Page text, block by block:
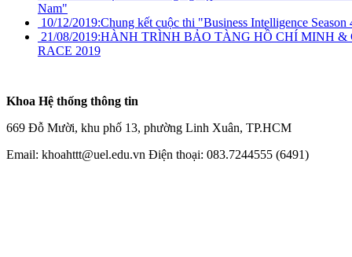
Nam"
10/12/2019:Chung kết cuộc thi "Business Intelligence
21/08/2019:HÀNH TRÌNH BẢO TÀNG HỒ CHÍ MINH
RACE 2019
Khoa Hệ thống thông tin
669 Đỗ Mười, khu phố 13, phường Linh Xuân, TP.HCM
Email: khoahttt@uel.edu.vn Điện thoại: 083.7244555 (6491)